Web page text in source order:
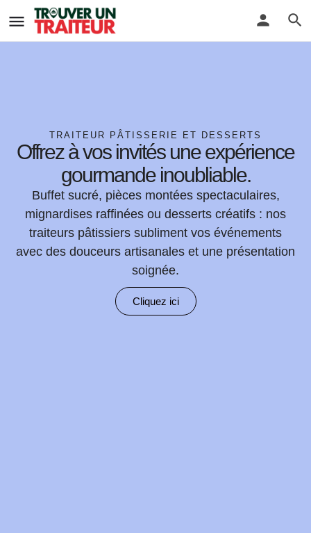
TRAITEUR PÂTISSERIE ET DESSERTS
Offrez à vos invités une expérience
gourmande inoubliable.
Buffet sucré, pièces montées spectaculaires,
mignardises raffinées ou desserts créatifs : nos
traiteurs pâtissiers subliment vos événements
avec des douceurs artisanales et une présentation
soignée.
Cliquez ici